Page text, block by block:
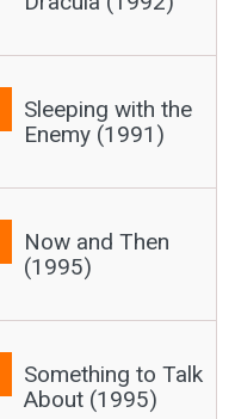
Sleeping with the
Enemy (1991)
Now and Then
(1995)
Something to Talk
About (1995)